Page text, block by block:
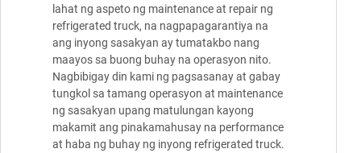
lahat ng aspeto ng maintenance at repair ng
refrigerated truck, na nagpapagarantiya na
ang inyong sasakyan ay tumatakbo nang
maayos sa buong buhay na operasyon nito.
Nagbibigay din kami ng pagsasanay at gabay
tungkol sa tamang operasyon at maintenance
ng sasakyan upang matulungan kayong
makamit ang pinakamahusay na performance
at haba ng buhay ng inyong refrigerated truck.